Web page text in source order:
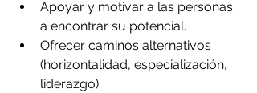
Apoyar y motivar a las personas
a encontrar su potencial.
Ofrecer caminos alternativos
(horizontalidad, especialización,
liderazgo).